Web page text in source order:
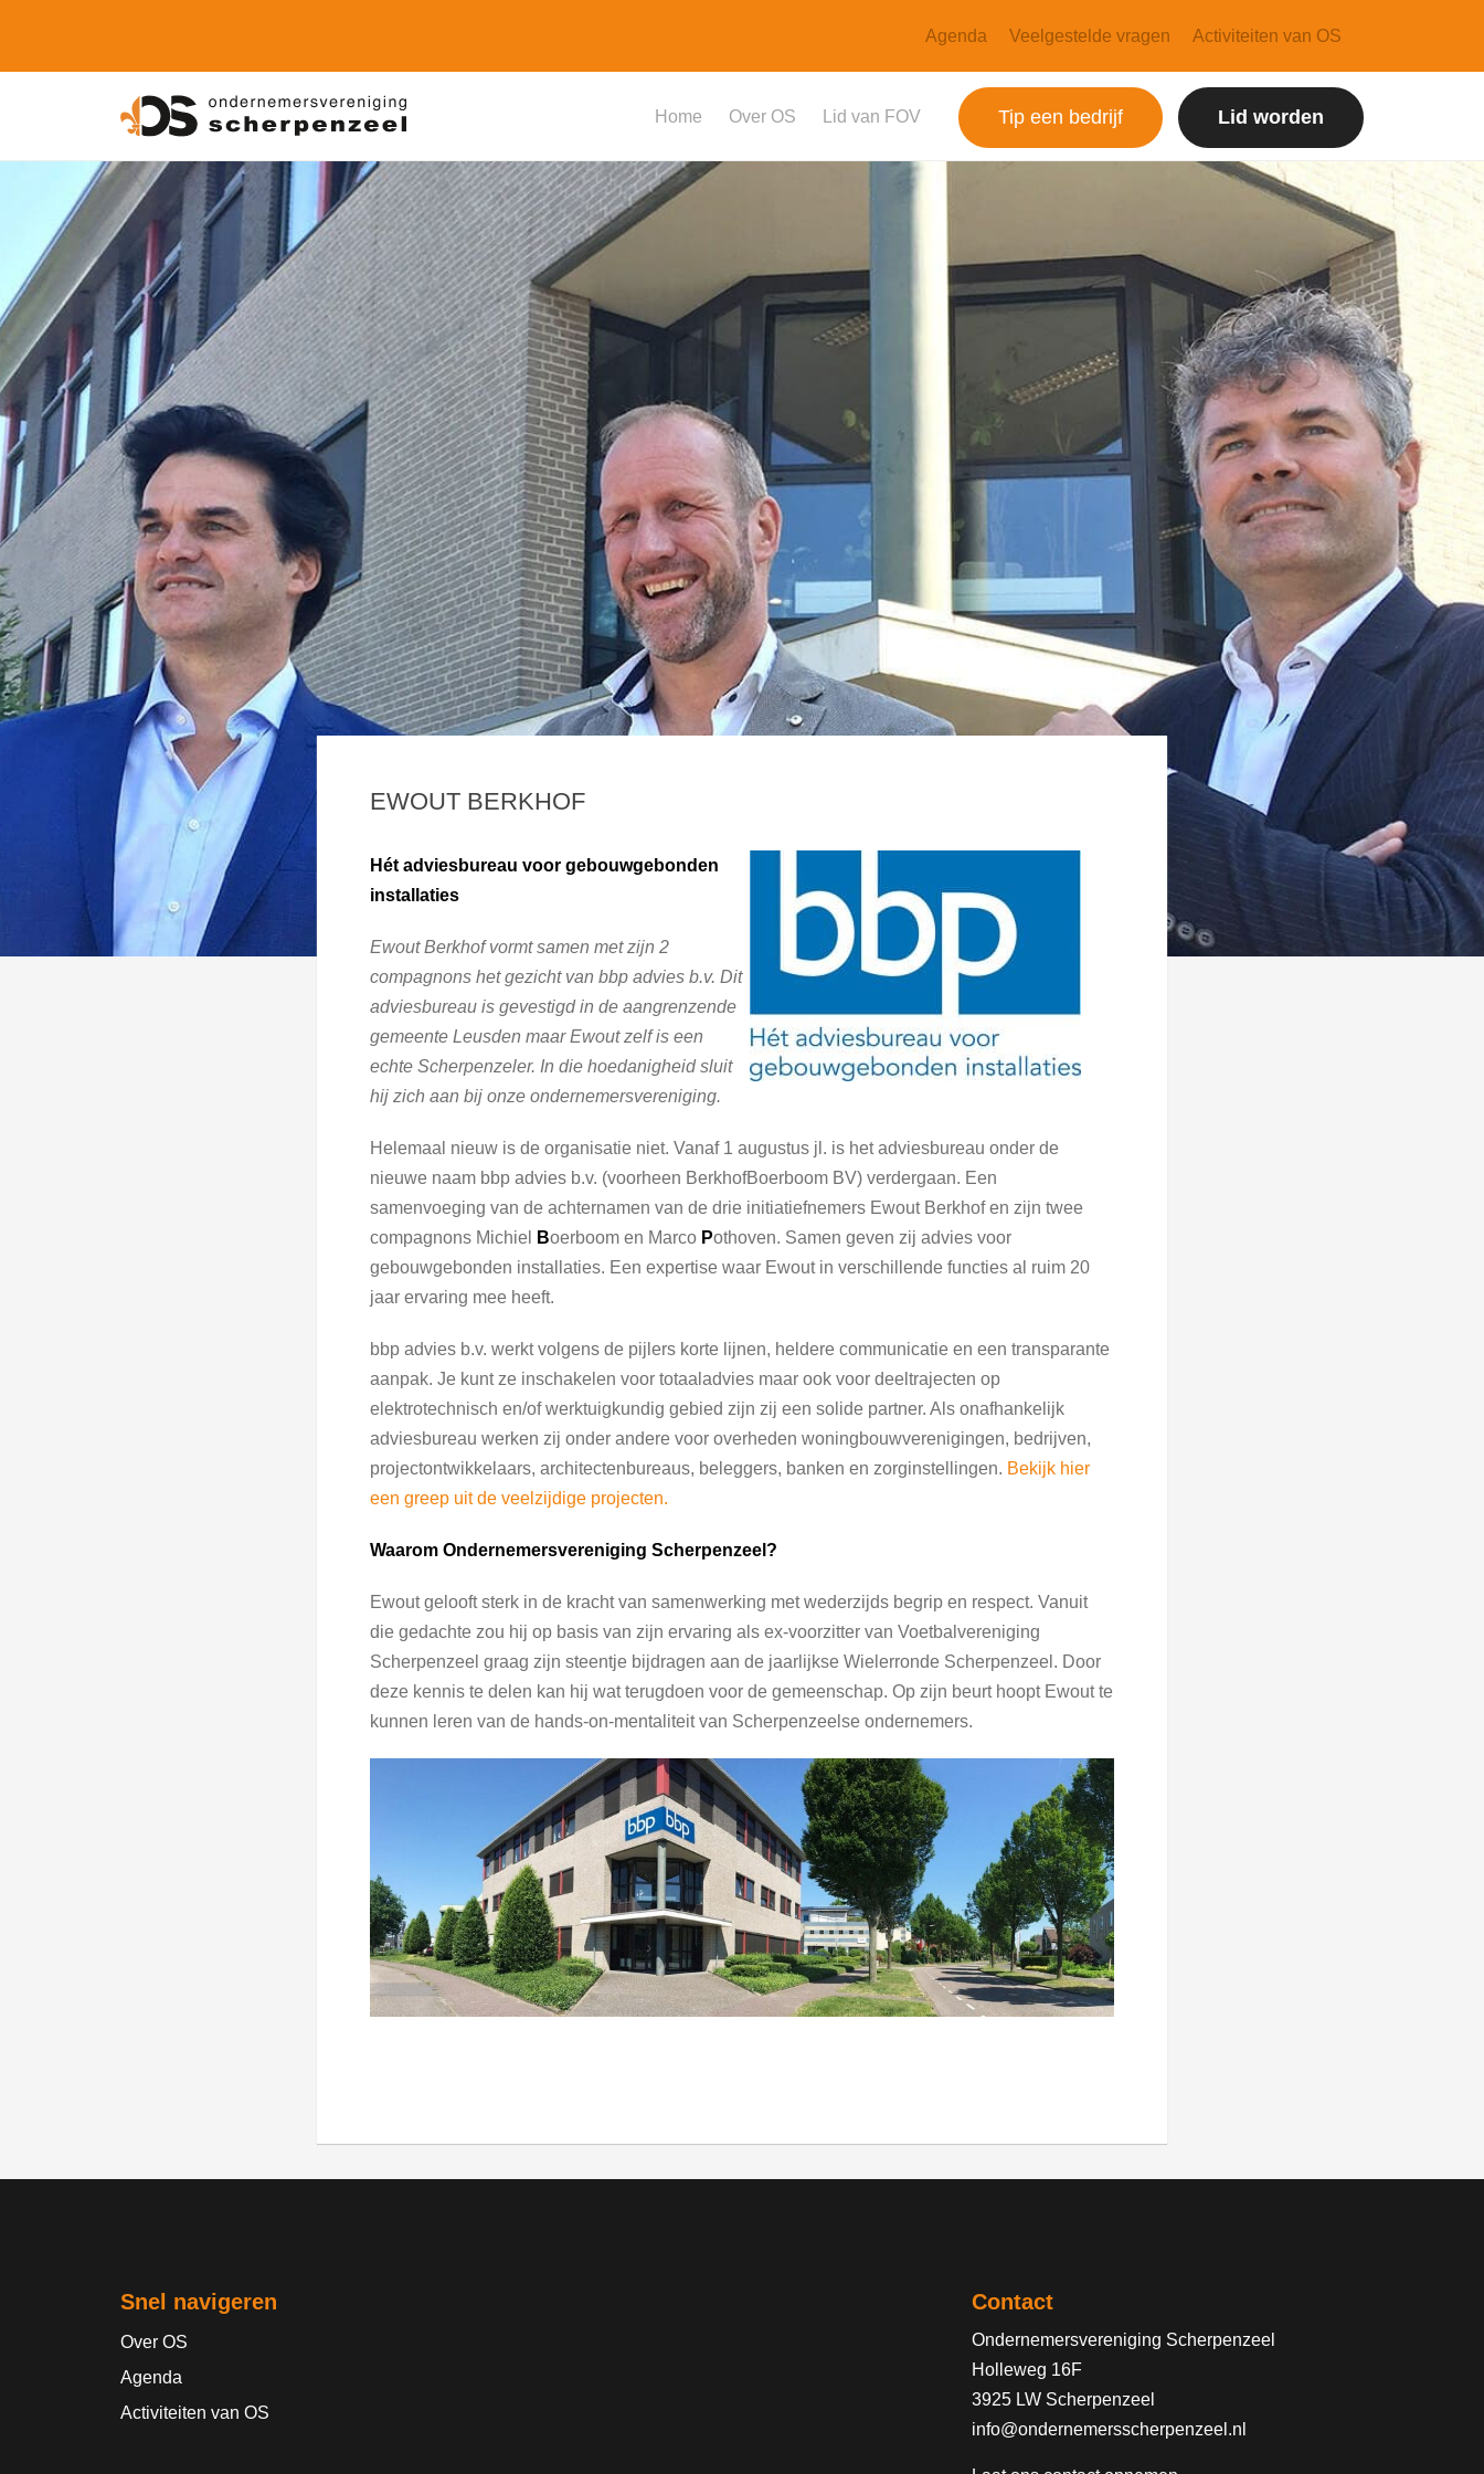
Agenda Veelgestelde vragen Activiteiten van OS
Home Over OS Lid van FOV Tip een bedrijf Lid worden
EWOUT BERKHOF
Hét adviesbureau voor gebouwgebonden
installaties
Ewout Berkhof vormt samen met zijn 2
compagnons het gezicht van bbp advies b.v. Dit
adviesbureau is gevestigd in de aangrenzende
gemeente Leusden maar Ewout zelf is een
echte Scherpenzeler. In die hoedanigheid sluit
hij zich aan bij onze ondernemersvereniging.
Helemaal nieuw is de organisatie niet. Vanaf 1 augustus jl. is het adviesbureau onder de
nieuwe naam bbp advies b.v. (voorheen BerkhofBoerboom BV) verdergaan. Een
samenvoeging van de achternamen van de drie initiatiefnemers Ewout Berkhof en zijn twee
compagnons Michiel
Boerboom en Marco Pothoven. Samen geven zij advies voor
gebouwgebonden installaties. Een expertise waar Ewout in verschillende functies al ruim 20
jaar ervaring mee heeft.
bbp advies b.v. werkt volgens de pijlers korte lijnen, heldere communicatie en een transparante
aanpak. Je kunt ze inschakelen voor totaaladvies maar ook voor deeltrajecten op
elektrotechnisch en/of werktuigkundig gebied zijn zij een solide partner. Als onafhankelijk
adviesbureau werken zij onder andere voor overheden woningbouwverenigingen, bedrijven,
projectontwikkelaars, architectenbureaus, beleggers, banken en zorginstellingen. Bekijk hier
een greep uit de veelzijdige projecten.
Waarom Ondernemersvereniging Scherpenzeel?
Ewout gelooft sterk in de kracht van samenwerking met wederzijds begrip en respect. Vanuit
die gedachte zou hij op basis van zijn ervaring als ex-voorzitter van Voetbalvereniging
Scherpenzeel graag zijn steentje bijdragen aan de jaarlijkse Wielerronde Scherpenzeel. Door
deze kennis te delen kan hij wat terugdoen voor de gemeenschap. Op zijn beurt hoopt Ewout te
kunnen leren van de hands-on-mentaliteit van Scherpenzeelse ondernemers.
Snel navigeren
Over OS
Agenda
Activiteiten van OS
Contact
Ondernemersvereniging Scherpenzeel
Holleweg 16F
3925 LW Scherpenzeel
info@ondernemersscherpenzeel.nl